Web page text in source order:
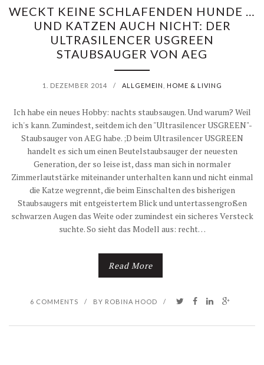
WECKT KEINE SCHLAFENDEN HUNDE …
UND KATZEN AUCH NICHT: DER
ULTRASILENCER USGREEN
STAUBSAUGER VON AEG
1. DEZEMBER 2014 / ALLGEMEIN HOME & LIVING
Ich habe ein neues Hobby: nachts staubsaugen. Und warum? Weil
ich's kann. Zumindest, seitdem ich den "Ultrasilencer USGREEN"-
Staubsauger von AEG habe. ;D beim Ultrasilencer USGREEN
handelt es sich um einen Beutelstaubsauger der neuesten
Generation, der so leise ist, dass man sich in normaler
Zimmerlautstärke miteinander unterhalten kann und nicht einmal
die Katze wegrennt, die beim Einschalten des bisherigen
Staubsaugers mit entgeistertem Blick und untertassengroßen
schwarzen Augen das Weite oder zumindest ein sicheres Versteck
suchte. So sieht das Modell aus: recht…
Read More
6 COMMENTS / BY ROBINA HOOD /